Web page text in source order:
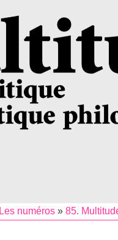
Les numéros» 85.